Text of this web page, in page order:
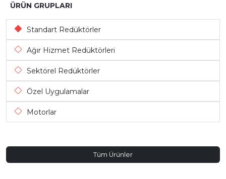
ÜRÜN GRUPLARI
Standart Redüktörler
Ağır Hizmet Redüktörleri
Sektörel Redüktörler
Özel Uygulamalar
Motorlar
Tüm Ürünler